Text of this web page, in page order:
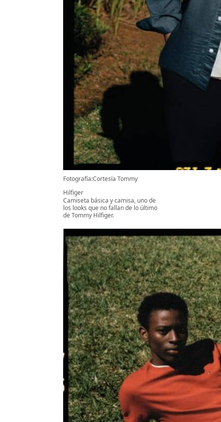
Fotografía:Cortesía Tommy
Hilfiger
Camiseta básica y camisa, uno de
los looks que no fallan de lo último
de Tommy Hilfiger.